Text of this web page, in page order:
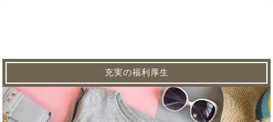
充実の福利厚生